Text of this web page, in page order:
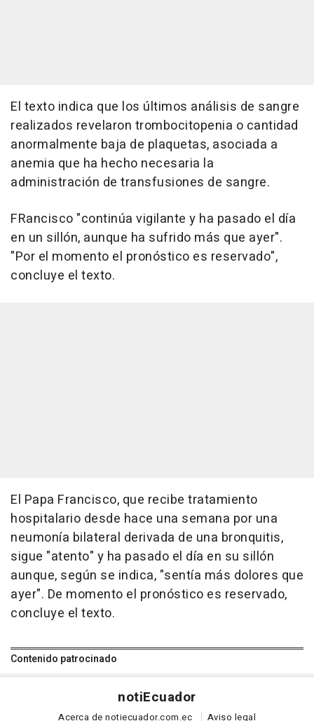
El texto indica que los últimos análisis de sangre
realizados revelaron trombocitopenia o cantidad
anormalmente baja de plaquetas, asociada a
anemia que ha hecho necesaria la
administración de transfusiones de sangre.
FRancisco "continúa vigilante y ha pasado el día
en un sillón, aunque ha sufrido más que ayer".
"Por el momento el pronóstico es reservado",
concluye el texto.
El Papa Francisco, que recibe tratamiento
hospitalario desde hace una semana por una
neumonía bilateral derivada de una bronquitis,
sigue "atento" y ha pasado el día en su sillón
aunque, según se indica, "sentía más dolores que
ayer". De momento el pronóstico es reservado,
concluye el texto.
Contenido patrocinado
notiEcuador
Acerca de notiecuador.com.ec Aviso legal